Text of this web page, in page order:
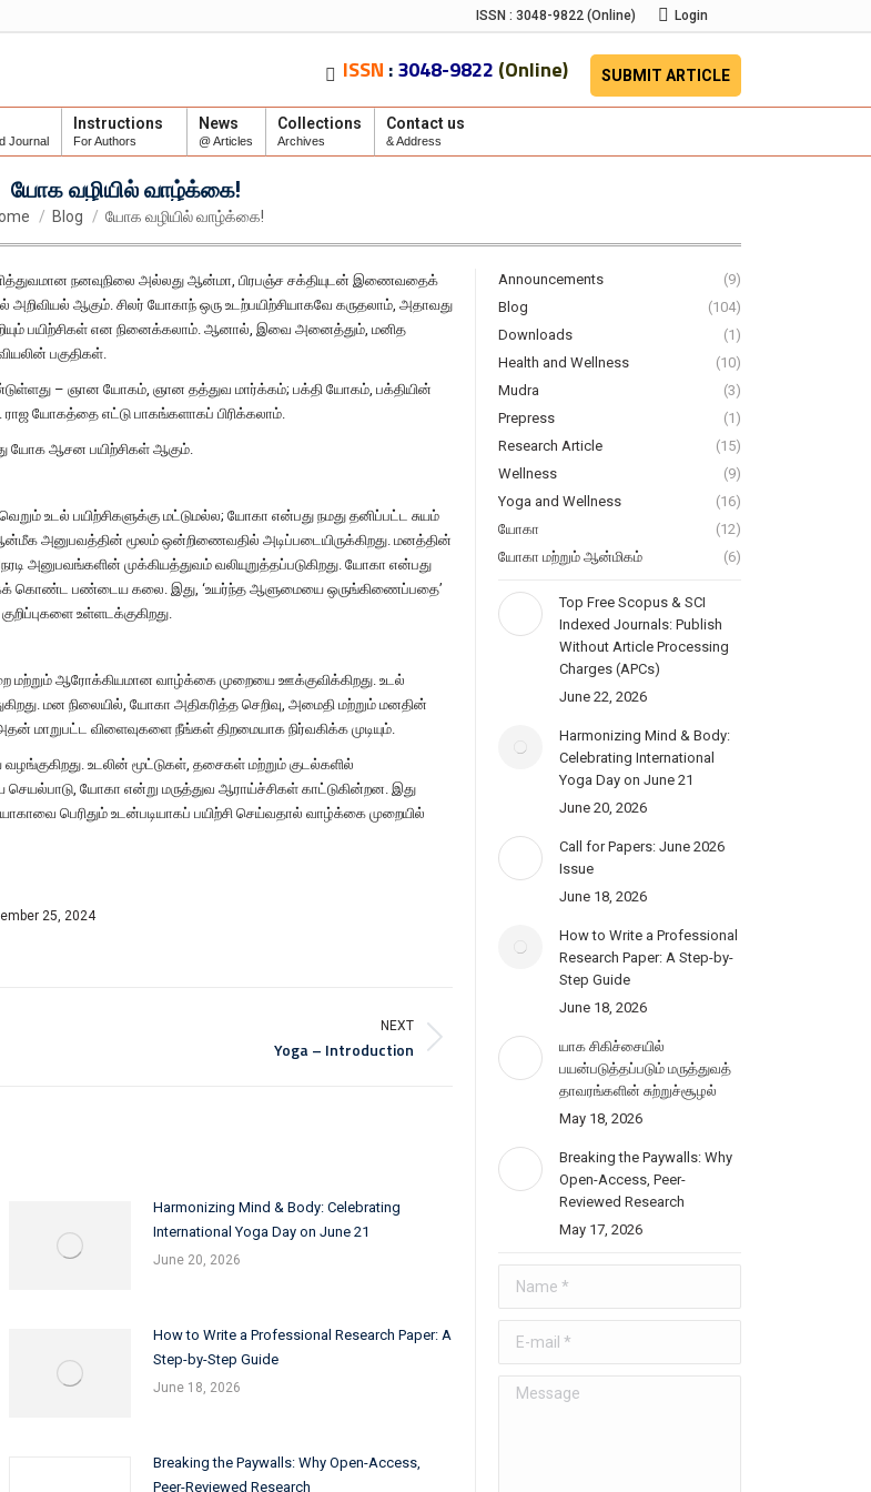
ISSN : 3048-9822 (Online) Login
ISSN :3048-9822 (Online) SUBMIT ARTICLE
Journal
Instructions
For Authors
News
@ Articles
Collections
Archives
Contact us
& Address
யோக வழியில் வாழ்க்கை!
are here:Blog யோக வழியில் வாழ்க்கை!
நனவுநிலை அல்லது ஆன்மா, பிரபஞ்ச சக்தியுடன் இணைவதைக்
ஆகும். சிலர் யோகாந் ஒரு உடற்பயிற்சியாகவே கருதலாம், அதாவது
பயிற்சிகள் என நினைக்கலாம். ஆனால், இவை அனைத்தும், மனித
பகுதிகள்.
– ஞான யோகம், ஞான தத்துவ மார்க்கம்; பக்தி யோகம், பக்தியின்
யோகத்தை எட்டு பாகங்களாகப் பிரிக்கலாம்.
யோக ஆசன பயிற்சிகள் ஆகும்.
உடல் பயிற்சிகளுக்கு மட்டுமல்ல; யோகா என்பது நமது தனிப்பட்ட சுயம்
அனுபவத்தின் மூலம் ஒன்றிணைவதில் அடிப்படையிருக்கிறது. மனத்தின்
அனுபவங்களின் முக்கியத்துவம் வலியுறுத்தப்படுகிறது. யோகா என்பது
கொண்ட பண்டைய கலை. இது, ‘உயர்ந்த ஆளுமையை ஒருங்கிணைப்பதை’
உள்ளடக்குகிறது.
மற்றும் ஆரோக்கியமான வாழ்க்கை முறையை ஊக்குவிக்கிறது. உடல்
மன நிலையில், யோகா அதிகரித்த செறிவு, அமைதி மற்றும் மனதின்
மாறுபட்ட விளைவுகளை நீங்கள் திறமையாக நிர்வகிக்க முடியும்.
உடலின் மூட்டுகள், தசைகள் மற்றும் குடல்களில்
செயல்பாடு, யோகா என்று மருத்துவ ஆராய்ச்சிகள் காட்டுகின்றன. இது
பெரிதும் உடன்படியாகப் பயிற்சி செய்வதால் வாழ்க்கை முறையில்
25, 2024
NEXT
Yoga – Introduction
Harmonizing Mind & Body: Celebrating
International Yoga Day on June 21
June 20, 2026
How to Write a Professional Research Paper: A
Step-by-Step Guide
June 18, 2026
Breaking the Paywalls: Why Open-Access,
Peer-Reviewed Research
Announcements
(9)
Blog
(104)
Downloads
(1)
Health and Wellness
(10)
Mudra
(3)
Prepress
(1)
Research Article
(15)
Wellness
(9)
Yoga and Wellness
(16)
யோகா
(12)
யோகா மற்றும் ஆன்மிகம்
(6)
Top Free Scopus & SCI
Indexed Journals: Publish
Without Article Processing
Charges (APCs)
June 22, 2026
Harmonizing Mind & Body:
Celebrating International
Yoga Day on June 21
June 20, 2026
Call for Papers: June 2026
Issue
June 18, 2026
How to Write a Professional
Research Paper: A Step-by-
Step Guide
June 18, 2026
யாக சிகிச்சையில்
பயன்படுத்தப்படும் மருத்துவத்
தாவரங்களின் சுற்றுச்சூழல்
May 18, 2026
Breaking the Paywalls: Why
Open-Access, Peer-
Reviewed Research
May 17, 2026
Message